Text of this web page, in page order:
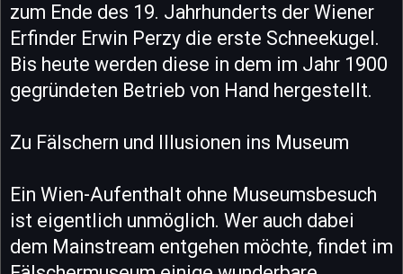
zum Ende des 19. Jahrhunderts der Wiener
Erfinder Erwin Perzy die erste Schneekugel.
Bis heute werden diese in dem im Jahr 1900
gegründeten Betrieb von Hand hergestellt.
Zu Fälschern und Illusionen ins Museum
Ein Wien-Aufenthalt ohne Museumsbesuch
ist eigentlich unmöglich. Wer auch dabei
dem Mainstream entgehen möchte, findet im